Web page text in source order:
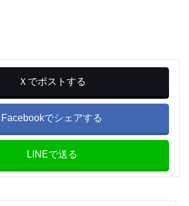
Ｘでポストする
Facebookでシェアする
LINEで送る